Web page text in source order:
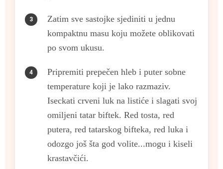
Zatim sve sastojke sjediniti u jednu
kompaktnu masu koju možete oblikovati
po svom ukusu.
Pripremiti prepečen hleb i puter sobne
temperature koji je lako razmaziv.
Iseckati crveni luk na listiće i slagati svoj
omiljeni tatar biftek. Red tosta, red
putera, red tatarskog bifteka, red luka i
odozgo još šta god volite...mogu i kiseli
krastavčići.